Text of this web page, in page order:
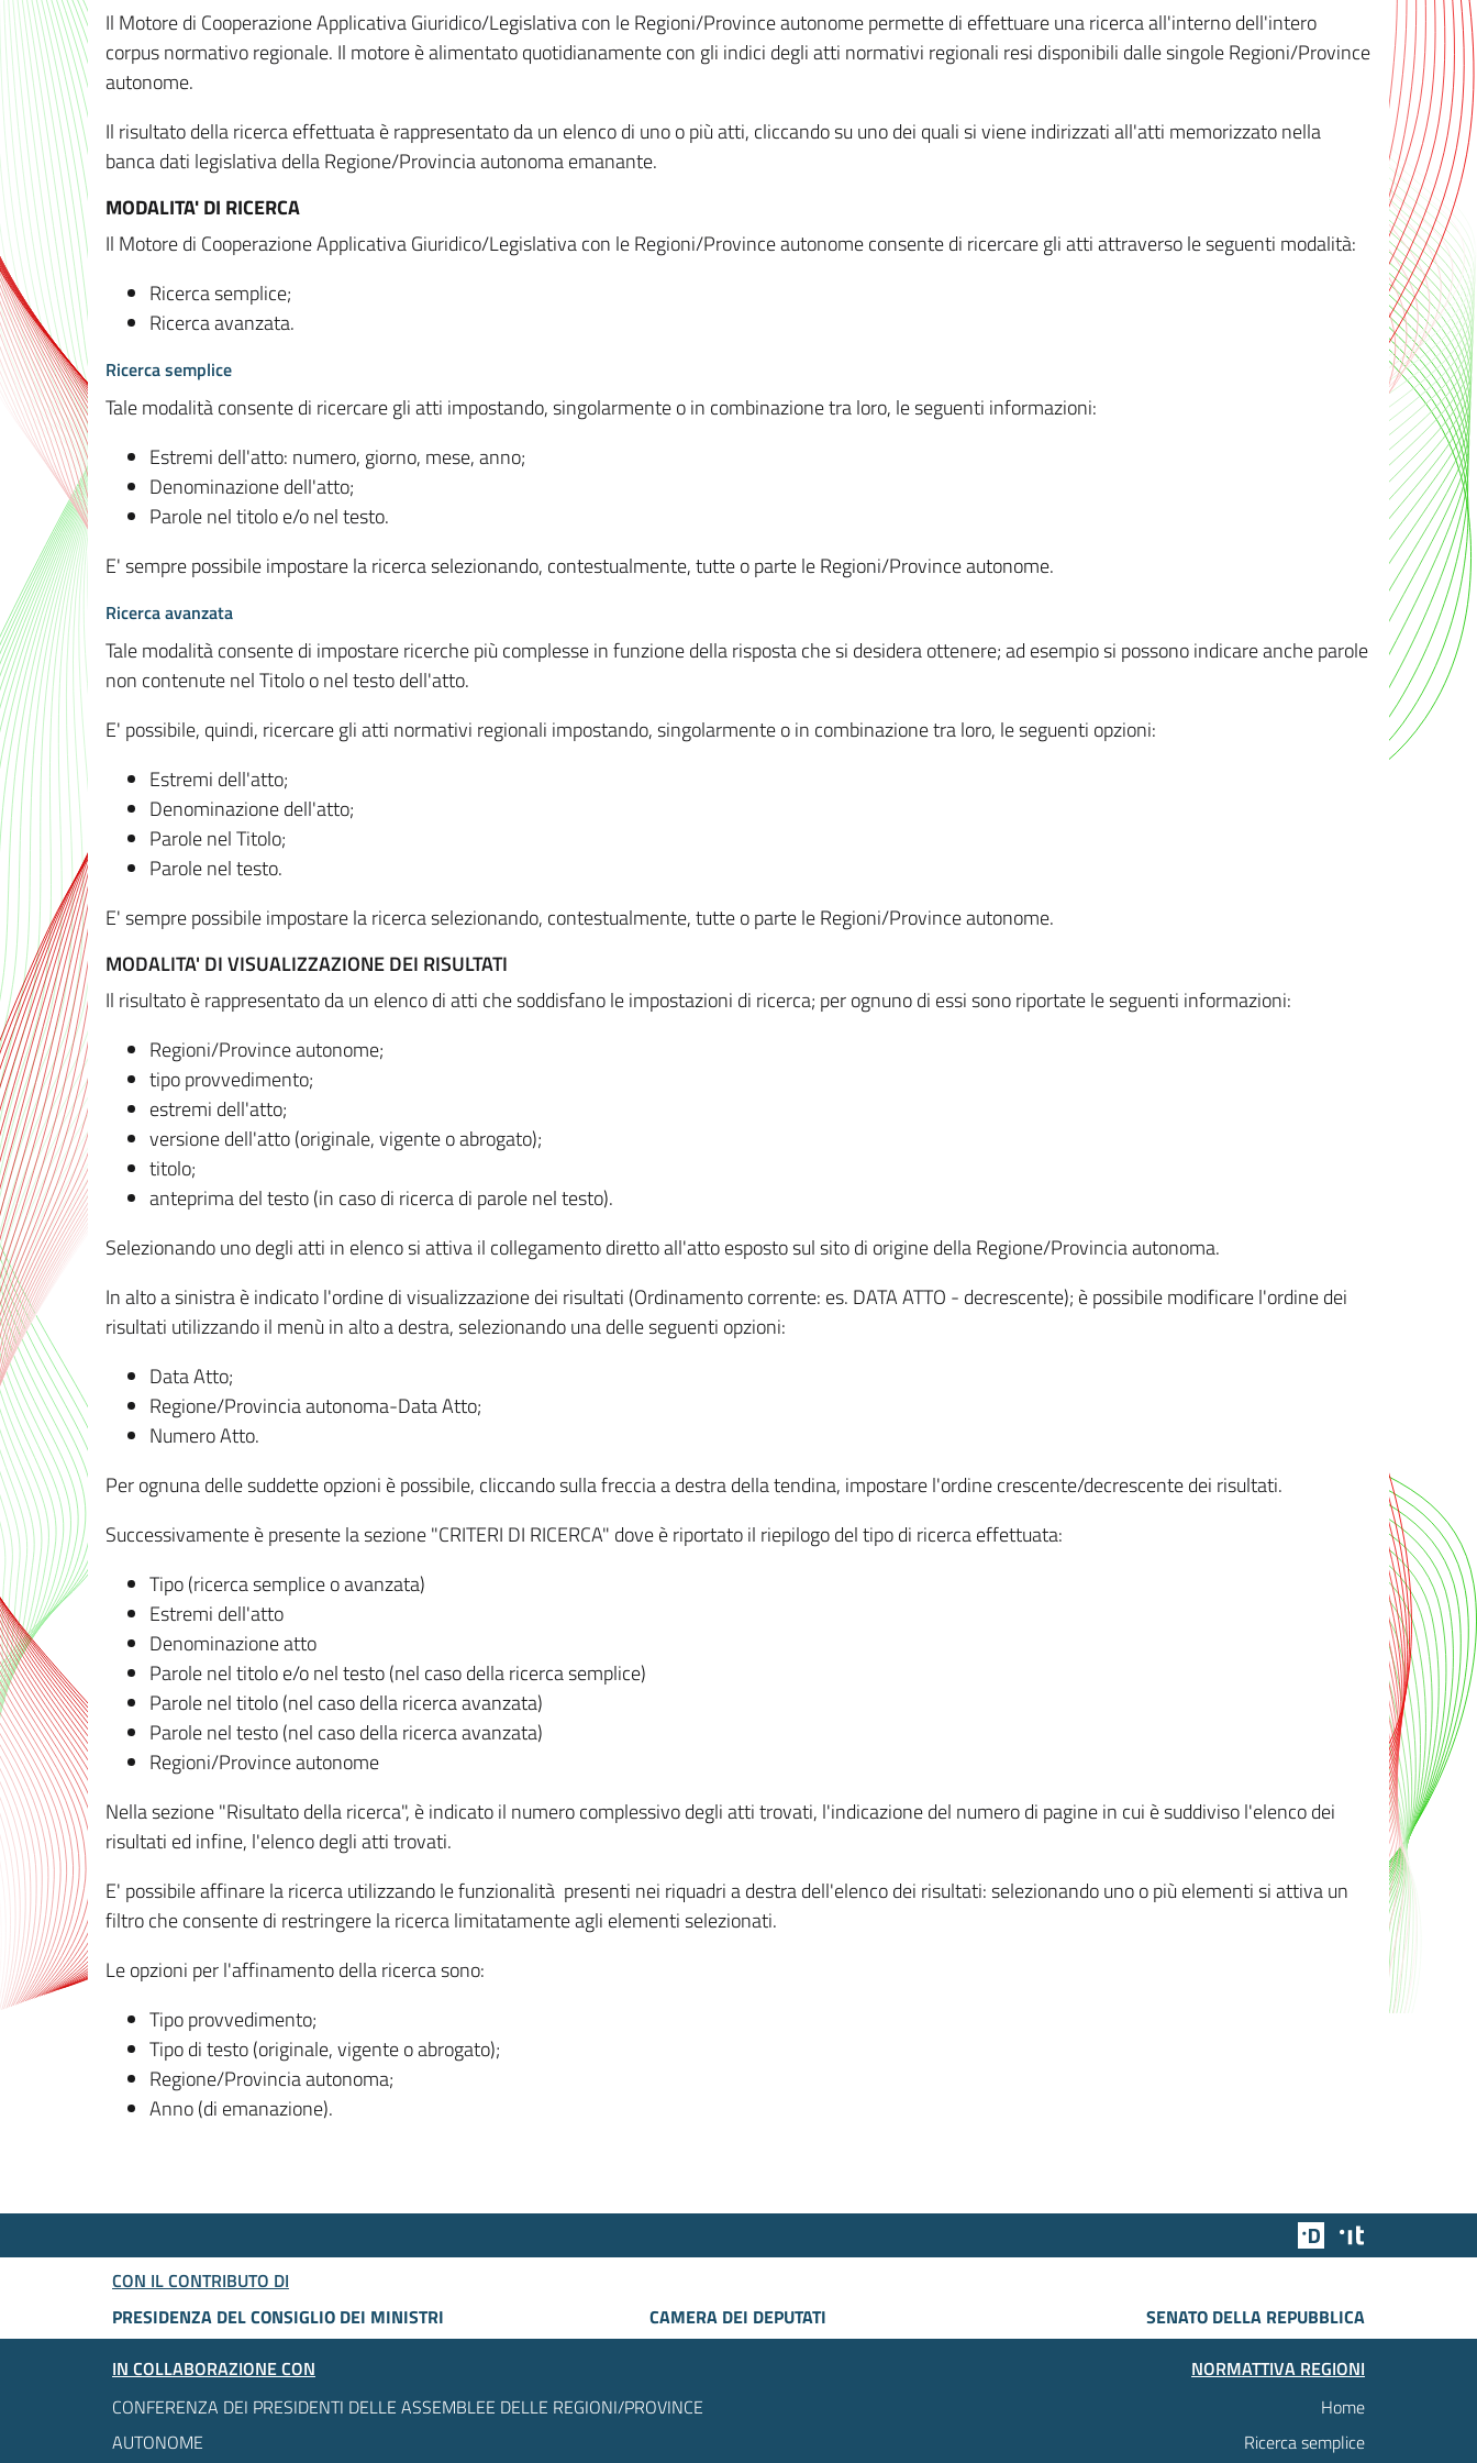
Il Motore di Cooperazione Applicativa Giuridico/Legislativa con le Regioni/Province autonome permette di effettuare una ricerca all'interno dell'intero
corpus normativo regionale. Il motore è alimentato quotidianamente con gli indici degli atti normativi regionali resi disponibili dalle singole Regioni/Province
autonome.
Il risultato della ricerca effettuata è rappresentato da un elenco di uno o più atti, cliccando su uno dei quali si viene indirizzati all'atti memorizzato nella
banca dati legislativa della Regione/Provincia autonoma emanante.
MODALITA' DI RICERCA
Il Motore di Cooperazione Applicativa Giuridico/Legislativa con le Regioni/Province autonome consente di ricercare gli atti attraverso le seguenti modalità:
Ricerca semplice;
Ricerca avanzata.
Ricerca semplice
Tale modalità consente di ricercare gli atti impostando, singolarmente o in combinazione tra loro, le seguenti informazioni:
Estremi dell'atto: numero, giorno, mese, anno;
Denominazione dell'atto;
Parole nel titolo e/o nel testo.
E' sempre possibile impostare la ricerca selezionando, contestualmente, tutte o parte le Regioni/Province autonome.
Ricerca avanzata
Tale modalità consente di impostare ricerche più complesse in funzione della risposta che si desidera ottenere; ad esempio si possono indicare anche parole
non contenute nel Titolo o nel testo dell'atto.
E' possibile, quindi, ricercare gli atti normativi regionali impostando, singolarmente o in combinazione tra loro, le seguenti opzioni:
Estremi dell'atto;
Denominazione dell'atto;
Parole nel Titolo;
Parole nel testo.
E' sempre possibile impostare la ricerca selezionando, contestualmente, tutte o parte le Regioni/Province autonome.
MODALITA' DI VISUALIZZAZIONE DEI RISULTATI
Il risultato è rappresentato da un elenco di atti che soddisfano le impostazioni di ricerca; per ognuno di essi sono riportate le seguenti informazioni:
Regioni/Province autonome;
tipo provvedimento;
estremi dell'atto;
versione dell'atto (originale, vigente o abrogato);
titolo;
anteprima del testo (in caso di ricerca di parole nel testo).
Selezionando uno degli atti in elenco si attiva il collegamento diretto all'atto esposto sul sito di origine della Regione/Provincia autonoma.
In alto a sinistra è indicato l'ordine di visualizzazione dei risultati (Ordinamento corrente: es. DATA ATTO - decrescente); è possibile modificare l'ordine dei
risultati utilizzando il menù in alto a destra, selezionando una delle seguenti opzioni:
Data Atto;
Regione/Provincia autonoma-Data Atto;
Numero Atto.
Per ognuna delle suddette opzioni è possibile, cliccando sulla freccia a destra della tendina, impostare l'ordine crescente/decrescente dei risultati.
Successivamente è presente la sezione "CRITERI DI RICERCA" dove è riportato il riepilogo del tipo di ricerca effettuata:
Tipo (ricerca semplice o avanzata)
Estremi dell'atto
Denominazione atto
Parole nel titolo e/o nel testo (nel caso della ricerca semplice)
Parole nel titolo (nel caso della ricerca avanzata)
Parole nel testo (nel caso della ricerca avanzata)
Regioni/Province autonome
Nella sezione "Risultato della ricerca", è indicato il numero complessivo degli atti trovati, l'indicazione del numero di pagine in cui è suddiviso l'elenco dei
risultati ed infine, l'elenco degli atti trovati.
E' possibile affinare la ricerca utilizzando le funzionalità presenti nei riquadri a destra dell'elenco dei risultati: selezionando uno o più elementi si attiva un
filtro che consente di restringere la ricerca limitatamente agli elementi selezionati.
Le opzioni per l'affinamento della ricerca sono:
Tipo provvedimento;
Tipo di testo (originale, vigente o abrogato);
Regione/Provincia autonoma;
Anno (di emanazione).
Team Digitale
CON IL CONTRIBUTO DI
PRESIDENZA DEL CONSIGLIO DEI MINISTRI
CAMERA DEI DEPUTATI
SENATO DELLA REPUBBLICA
IN COLLABORAZIONE CON
CONFERENZA DEI PRESIDENTI DELLE ASSEMBLEE DELLE REGIONI/PROVINCE
AUTONOME
NORMATTIVA REGIONI
Home
Ricerca semplice